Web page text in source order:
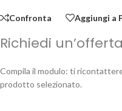
Confronta Aggiungi a
Richiedi
Compila il modulo: ti
prodotto selezionato.